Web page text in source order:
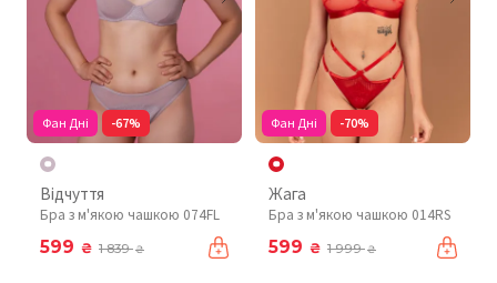
Фан Дні -67%
Відчуття
Бра з м'якою чашкою 074FL
599 ₴ 1 839₴
Фан Дні -70%
Жага
Бра з м'якою чашкою 014RS
599 ₴ 1 999₴